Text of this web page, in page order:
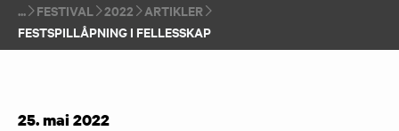
FESTIVAL 2022
ARTIKLER
FESTSPILLÅPNING I FELLESSKAP
25. mai 2022